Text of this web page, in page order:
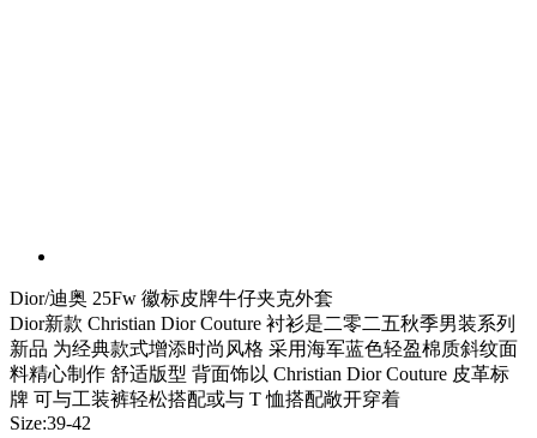
Dior/迪奥 25Fw 徽标皮牌牛仔夹克外套
Dior新款 Christian Dior Couture 衬衫是二零二五秋季男装系列
新品 为经典款式增添时尚风格 采用海军蓝色轻盈棉质斜纹面
料精心制作 舒适版型 背面饰以 Christian Dior Couture 皮革标
牌 可与工装裤轻松搭配或与 T 恤搭配敞开穿着
Size:39-42